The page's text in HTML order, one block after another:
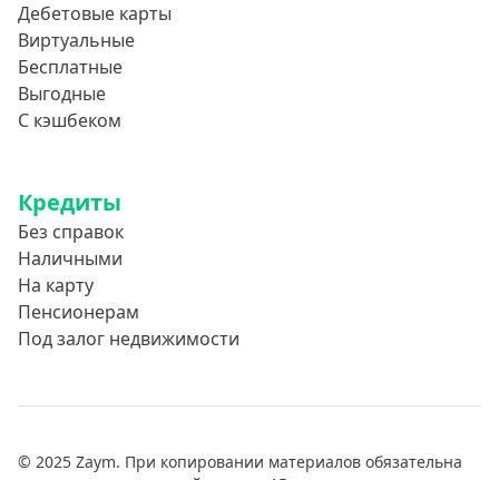
Дебетовые карты
Виртуальные
Бесплатные
Выгодные
С кэшбеком
Кредиты
Без справок
Наличными
На карту
Пенсионерам
Под залог недвижимости
© 2025 Zaym. При копировании материалов обязательна